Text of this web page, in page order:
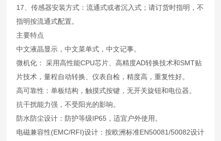
17、传感器安装方式：流通式或者沉入式；请订货时指明，不
指明按流通式配置。
主要特点
中文液晶显示，中文菜单式，中文记事。
微机化： 采用高性能CPU芯片、高精度AD转换技术和SMT贴
片技术，量程自动转换、仪表自检，精度高，重复性好。
高可靠性：单板结构，触摸式按键，无开关旋钮和电位器。
抗干扰能力强，不受阳光的影响。
防水防尘设计：防护等级IP65，适宜户外使用。
电磁兼容性(EMC/RFI)设计：按欧洲标准EN50081/50082设计